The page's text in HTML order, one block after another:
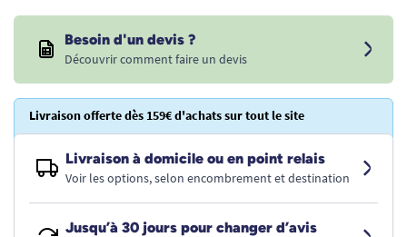
Besoin d'un devis ?
Découvrir comment faire un devis
Livraison offerte dès 159€ d'achats sur tout le site
Livraison à domicile ou en point relais
Voir les options, selon encombrement et destination
Jusqu’à 30 jours pour changer d’avis